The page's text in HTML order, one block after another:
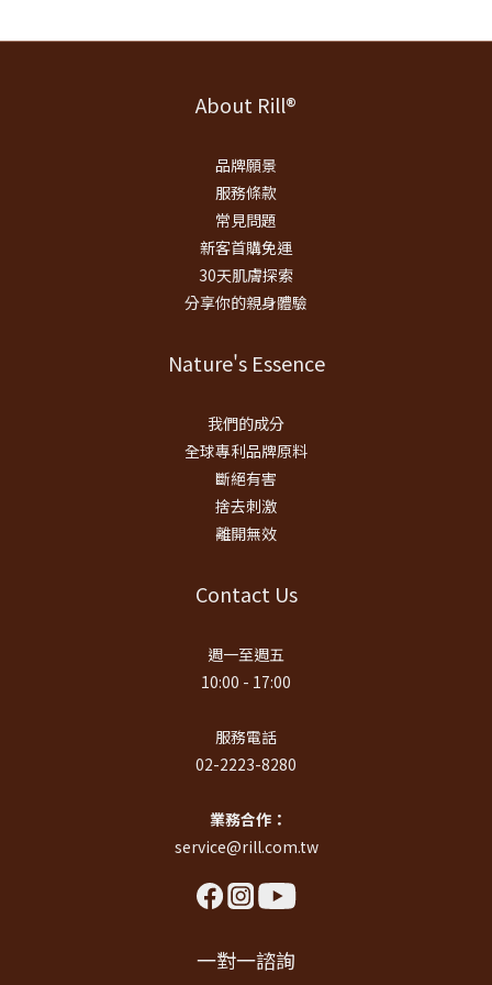
About Rill®
品牌願景
服務條款
常見問題
新客首購免運
30天肌膚探索
分享你的親身體驗
Nature's Essence
我們的成分
全球專利品牌原料
斷絕有害
捨去刺激
離開無效
Contact Us
週一至週五
10:00 - 17:00
服務電話
02-2223-8280
業務合作：
service@rill.com.tw
一對一諮詢